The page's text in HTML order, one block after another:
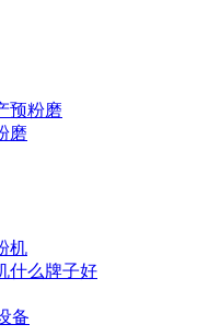
预粉磨
磨
机
什么牌子好
备